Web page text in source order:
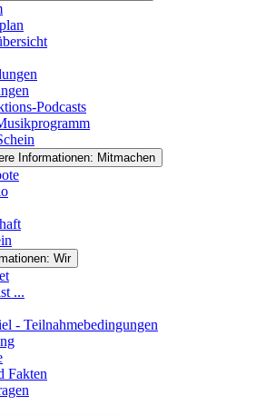
Podcasts
Informationen: Mitmachen
Wir
...
- Teilnahmebedingungen
Fakten